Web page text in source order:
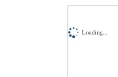
Loading...